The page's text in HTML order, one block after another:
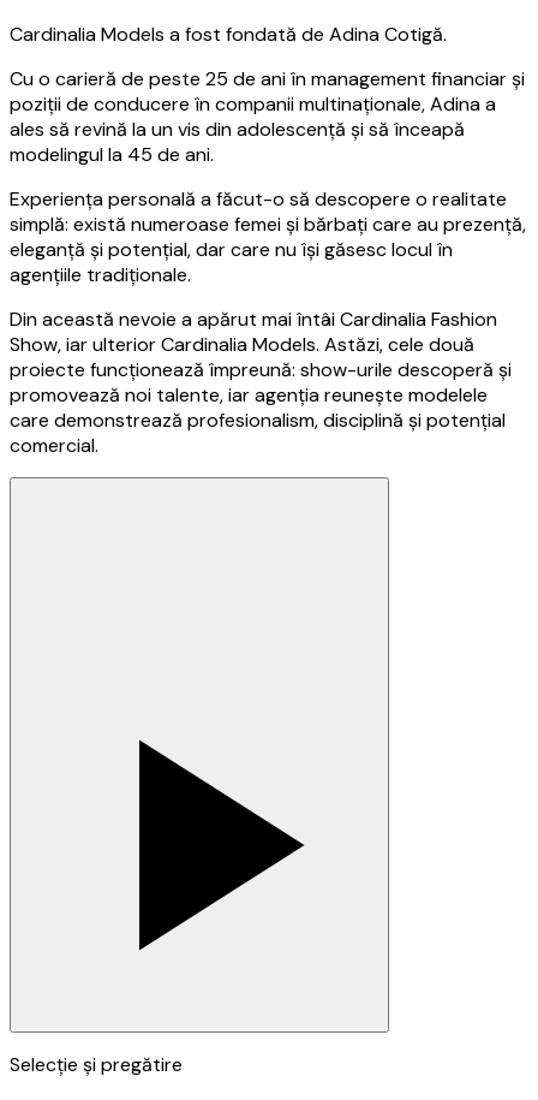
Cardinalia Models a fost fondată de Adina Cotigă.
Cu o carieră de peste 25 de ani în management financiar și
poziții de conducere în companii multinaționale, Adina a
ales să revină la un vis din adolescență și să înceapă
modelingul la 45 de ani.
Experiența personală a făcut-o să descopere o realitate
simplă: există numeroase femei și bărbați care au prezență,
eleganță și potențial, dar care nu își găsesc locul în
agențiile tradiționale.
Din această nevoie a apărut mai întâi Cardinalia Fashion
Show, iar ulterior Cardinalia Models. Astăzi, cele două
proiecte funcționează împreună: show-urile descoperă și
promovează noi talente, iar agenția reunește modelele
care demonstrează profesionalism, disciplină și potențial
comercial.
Selecție și pregătire